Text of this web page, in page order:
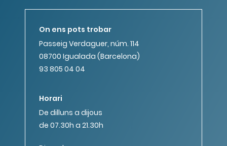
On ens pots trobar
Passeig Verdaguer, núm. 114
08700 Igualada (Barcelona)
93 805 04 04
Horari
De dilluns a dijous
de 07.30h a 21.30h